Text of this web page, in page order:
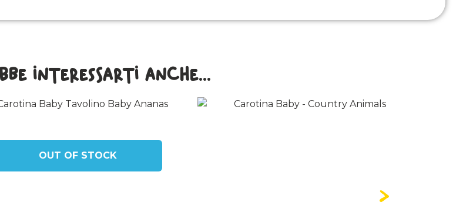
interessarti anche...
OUT OF STOCK